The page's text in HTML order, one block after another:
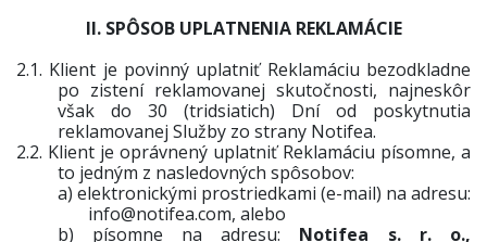
II. SPÔSOB UPLATNENIA REKLAMÁCIE
2.1. Klient je povinný uplatniť Reklamáciu bezodkladne
po zistení reklamovanej skutočnosti, najneskôr
však do 30 (tridsiatich) Dní od poskytnutia
reklamovanej Služby zo strany Notifea.
2.2. Klient je oprávnený uplatniť Reklamáciu písomne, a
to jedným z nasledovných spôsobov:
a) elektronickými prostriedkami (e-mail) na adresu:
info@notifea.com, alebo
b) písomne na adresu: Notifea s. r. o.,